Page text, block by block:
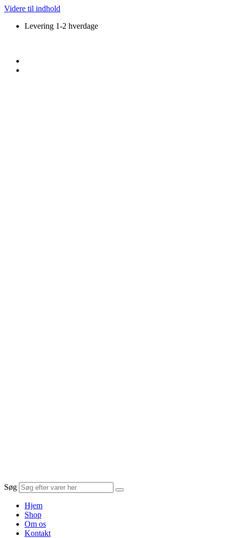
Videre til indhold
Levering 1-2 hverdage
Søg
Hjem
Shop
Om os
Kontakt